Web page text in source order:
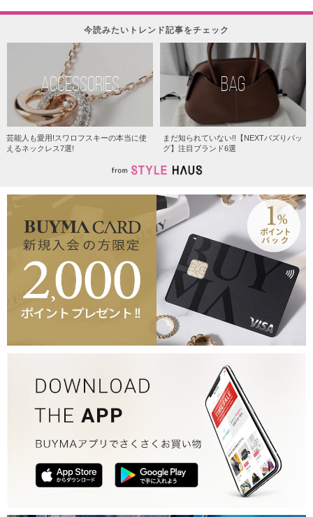
今読みたいトレンド記事をチェック
ACCESSORIES
芸能人も愛用!スワロフスキーの本当に使
えるネックレス7選!
BAG
まだ知られていない!!【NEXTバズりバッ
グ】注目ブランド6選